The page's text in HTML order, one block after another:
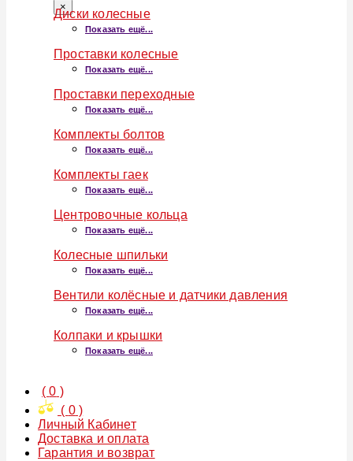
×
Диски колесные
Показать ещё...
Проставки колесные
Показать ещё...
Проставки переходные
Показать ещё...
Комплекты болтов
Показать ещё...
Комплекты гаек
Показать ещё...
Центровочные кольца
Показать ещё...
Колесные шпильки
Показать ещё...
Вентили колёсные и датчики давления
Показать ещё...
Колпаки и крышки
Показать ещё...
(0 )
( 0)
Личный Кабинет
Доставка и оплата
Гарантия и возврат